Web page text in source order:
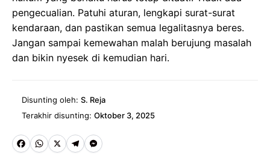
pengecualian. Patuhi aturan, lengkapi surat-surat
kendaraan, dan pastikan semua legalitasnya beres.
Jangan sampai kemewahan malah berujung masalah
dan bikin nyesek di kemudian hari.
Disunting oleh: S. Reja
Terakhir disunting: Oktober 3, 2025
Fa W
X
Te M